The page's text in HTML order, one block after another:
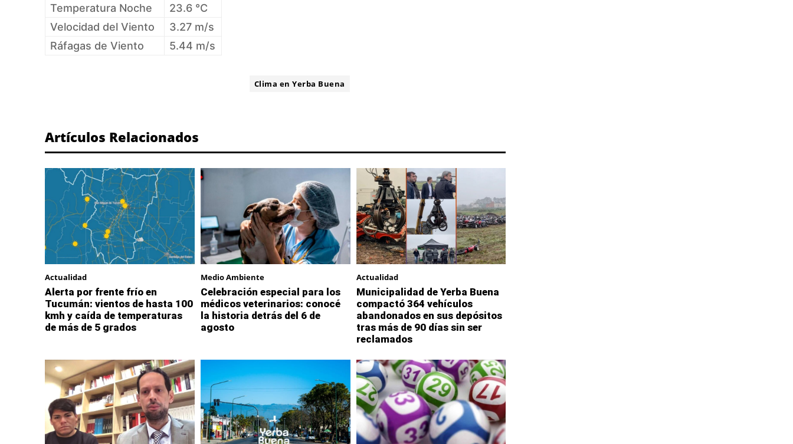
Temperatura Noche
23.6 °C
Velocidad del Viento
3.27 m/s
Ráfagas de Viento
5.44 m/s
Clima en Yerba Buena
Artículos Relacionados
Actualidad
Alerta por frente frío en
Tucumán: vientos de hasta 100
kmh y caída de temperaturas
de más de 5 grados
Medio Ambiente
Celebración especial para los
médicos veterinarios: conocé
la historia detrás del 6 de
agosto
Actualidad
Municipalidad de Yerba Buena
compactó 364 vehículos
abandonados en sus depósitos
tras más de 90 días sin ser
reclamados